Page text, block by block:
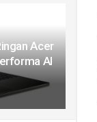
Acer
AI